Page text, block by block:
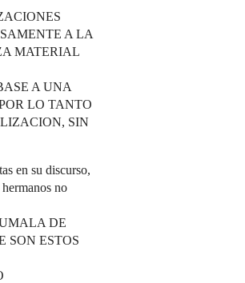
A LA
MATERIAL
A UNA
LO TANTO
SIN
en su discurso,
no
DE
SON ESTOS